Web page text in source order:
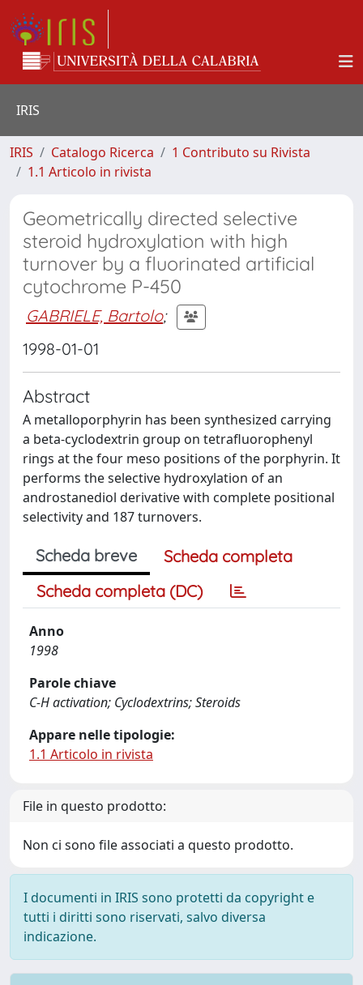
IRIS
IRIS Catalogo Ricerca
1 Contributo su Rivista
1.1 Articolo in rivista
Geometrically directed selective
steroid hydroxylation with high
turnover by a fluorinated artificial
cytochrome P-450
GABRIELE, Bartolo;
1998-01-01
Abstract
A metalloporphyrin has been synthesized carrying
a beta-cyclodextrin group on tetrafluorophenyl
rings at the four meso positions of the porphyrin. It
performs the selective hydroxylation of an
androstanediol derivative with complete positional
selectivity and 187 turnovers.
Scheda breve
Scheda completa
Scheda completa (DC)
Anno
1998
Parole chiave
C-H activation; Cyclodextrins; Steroids
Appare nelle tipologie:
1.1 Articolo in rivista
File in questo prodotto:
Non ci sono file associati a questo prodotto.
I documenti in IRIS sono protetti da copyright e
tutti i diritti sono riservati, salvo diversa
indicazione.